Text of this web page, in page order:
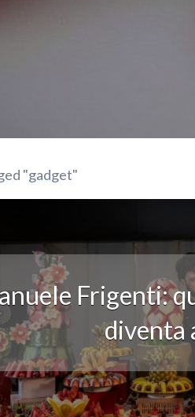
"gadget"
Frigenti:
diventa